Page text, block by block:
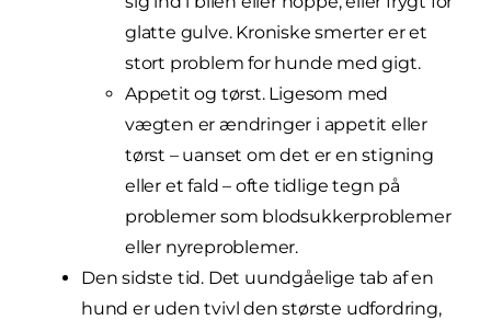
glatte gulve. Kroniske smerter er et
stort problem for hunde med gigt.
Appetit og tørst. Ligesom med
vægten er ændringer i appetit eller
tørst – uanset om det er en stigning
eller et fald – ofte tidlige tegn på
problemer som blodsukkerproblemer
eller nyreproblemer.
Den sidste tid. Det uundgåelige tab af en
hund er uden tvivl den største udfordring,